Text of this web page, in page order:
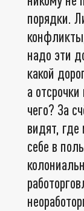
порядки.
надо эти
какой
а
чего? За
видят,
себе в